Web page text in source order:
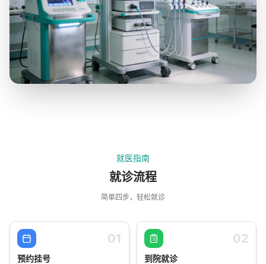
就医指南
就诊流程
简单四步，轻松就诊
01
预约挂号
02
到院就诊